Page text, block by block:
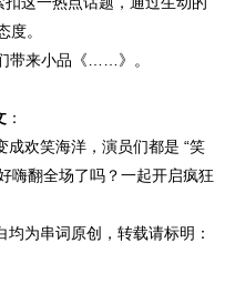
。
带来小品《……》。
：
欢笑海洋，演员们都是 “笑
嗨翻全场了吗？一起开启疯狂
为串词原创，转载请标明：